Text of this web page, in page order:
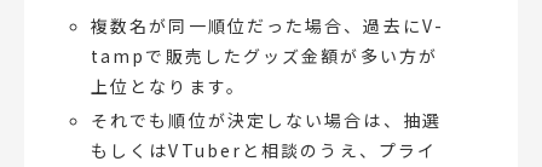
複数名が同一順位だった場合、過去にV-
tampで販売したグッズ金額が多い方が
上位となります。
それでも順位が決定しない場合は、抽選
もしくはVTuberと相談のうえ、プライ